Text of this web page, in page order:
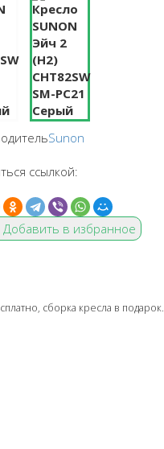
Sunon
ссылкой:
Добавить в избранное
сборка кресла в подарок.